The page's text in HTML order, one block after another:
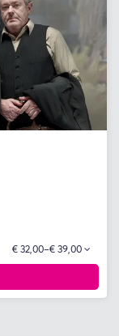
€ 32,00–€ 39,00